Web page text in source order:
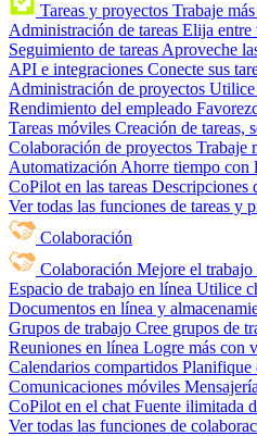
Tareas y proyectos Trabaje
Administración de tareas Elija entre
Seguimiento de tareas Aproveche
API e integraciones Conecte sus
Administración de proyectos Utilice
Rendimiento del empleado
Tareas móviles Creación de tareas,
Colaboración de proyectos Trabaje
Automatización Ahorre tiempo con
CoPilot en las tareas Descripciones
Ver todas las funciones de tareas y
Colaboración
Colaboración Mejore el trabajo
Espacio de trabajo en línea Utilice
Documentos en línea y
Grupos de trabajo Cree grupos de
Reuniones en línea Logre más con
Calendarios compartidos Planifique
Comunicaciones móviles
CoPilot en el chat Fuente ilimitada
Ver todas las funciones de